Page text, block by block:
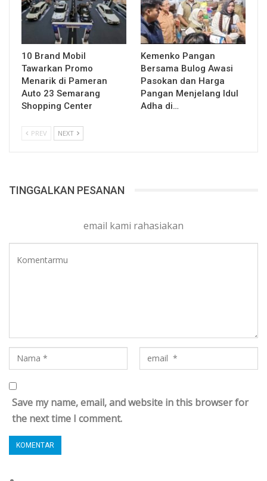
10 Brand Mobil
Tawarkan Promo
Menarik di Pameran
Auto 23 Semarang
Shopping Center
Kemenko Pangan
Bersama Bulog Awasi
Pasokan dan Harga
Pangan Menjelang Idul
Adha di…
PREV NEXT
TINGGALKAN PESANAN
email kami rahasiakan
Save my name, email, and website in this browser for
the next time I comment.